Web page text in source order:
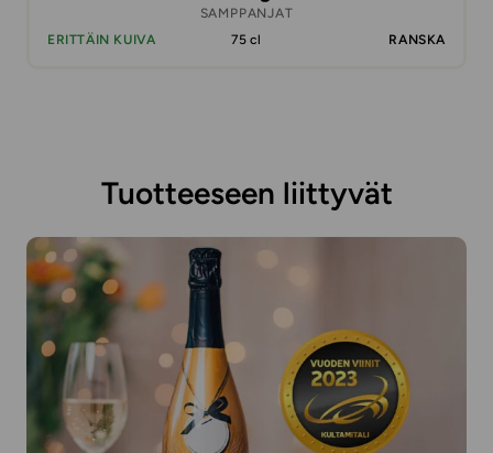
SAMPPANJAT
ERITTÄIN KUIVA
75 cl RANSKA
Tuotteeseen liittyvät